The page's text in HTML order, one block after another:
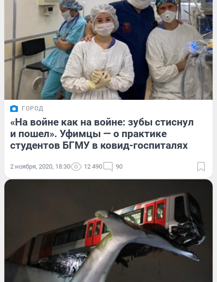
ГОРОД
«На войне как на войне: зубы стиснул
и пошел». Уфимцы — о практике
студентов БГМУ в ковид-госпиталях
2 ноября, 2020, 18:30 12 490 90